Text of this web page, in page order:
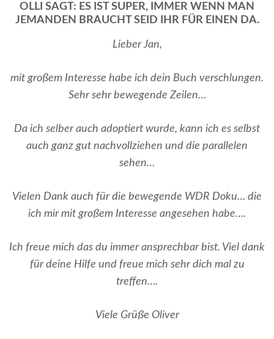
OLLI SAGT: ES IST SUPER, IMMER WENN MAN
JEMANDEN BRAUCHT SEID IHR FÜR EINEN DA.
Lieber Jan,
mit großem Interesse habe ich dein Buch verschlungen.
Sehr sehr bewegende Zeilen…
Da ich selber auch adoptiert wurde, kann ich es selbst
auch ganz gut nachvollziehen und die parallelen
sehen…
Vielen Dank auch für die bewegende WDR Doku… die
ich mir mit großem Interesse angesehen habe….
Ich freue mich das du immer ansprechbar bist. Viel dank
für deine Hilfe und freue mich sehr dich mal zu
treffen….
Viele Grüße Oliver